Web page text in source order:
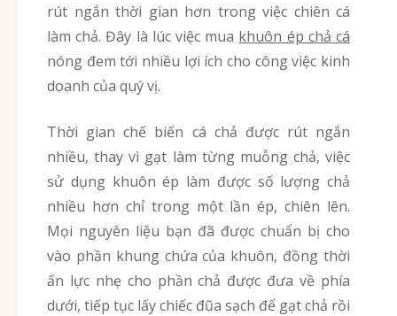
rút ngắn thời gian hơn trong việc chiên cá
làm chả. Đây là lúc việc mua khuôn ép chả cá
nóng đem tới nhiều lợi ích cho công việc kinh
doanh của quý vị.
Thời gian chế biến cá chả được rút ngắn
nhiều, thay vì gạt làm từng muỗng chả, việc
sử dụng khuôn ép làm được số lượng chả
nhiều hơn chỉ trong một lần ép, chiên lên.
Mọi nguyên liệu bạn đã được chuẩn bị cho
vào phần khung chứa của khuôn, đồng thời
ấn lực nhẹ cho phần chả được đưa về phía
dưới, tiếp tục lấy chiếc đũa sạch để gạt chả rồi